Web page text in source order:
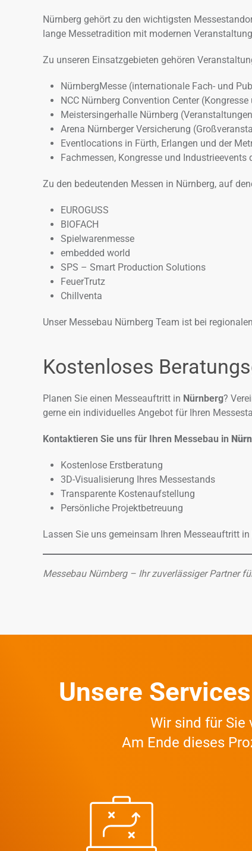
Nürnberg gehört zu den wichtigsten
lange Messetradition mit modernen
Zu unseren Einsatzgebieten gehören
NürnbergMesse (internationale Fach- und
NCC Nürnberg Convention Center
Meistersingerhalle Nürnberg
Arena Nürnberger Versicherung
Eventlocations in Fürth, Erlangen und der
Fachmessen, Kongresse und Industrieevents
Zu den bedeutenden Messen in Nürnberg, auf
EUROGUSS
BIOFACH
Spielwarenmesse
embedded world
SPS – Smart Production Solutions
FeuerTrutz
Chillventa
Unser Messebau Nürnberg Team ist bei
Kostenloses
Planen Sie einen Messeauftritt in Nürnberg?
gerne ein individuelles Angebot für Ihren
Kontaktieren Sie uns für Ihren Messebau in
Kostenlose Erstberatung
3D-Visualisierung Ihres Messestands
Transparente Kostenaufstellung
Persönliche Projektbetreuung
Lassen Sie uns gemeinsam Ihren Messeauftritt
Messebau Nürnberg – Ihr zuverlässiger Partner
Unsere
Wir sind für Sie
Am Ende dieses